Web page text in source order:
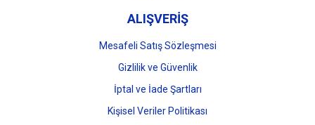
ALIŞVERİŞ
Mesafeli Satış Sözleşmesi
Gizlilik ve Güvenlik
İptal ve İade Şartları
Kişisel Veriler Politikası